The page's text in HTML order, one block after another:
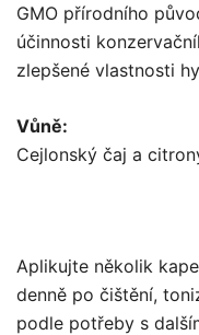
GMO přírodního
účinnosti
zlepšené vlastnosti
Vůně:
Cejlonský čaj a
Aplikujte několik
denně po čištění,
podle potřeby s